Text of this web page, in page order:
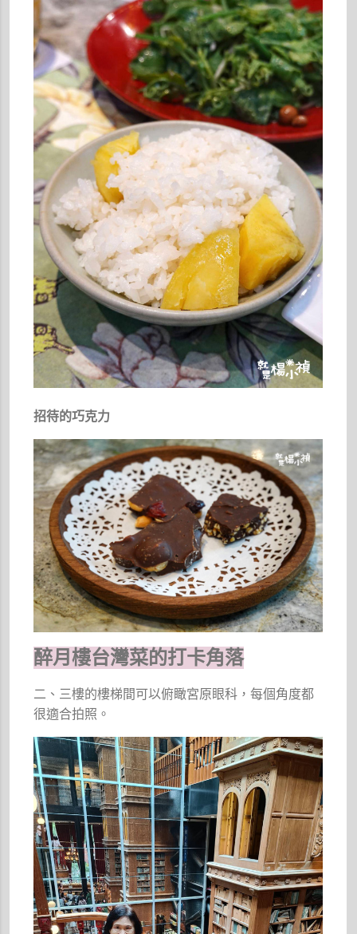
招待的巧克力
醉月樓台灣菜的打卡角落
二、三樓的樓梯間可以俯瞰宮原眼科，每個角度都
很適合拍照。